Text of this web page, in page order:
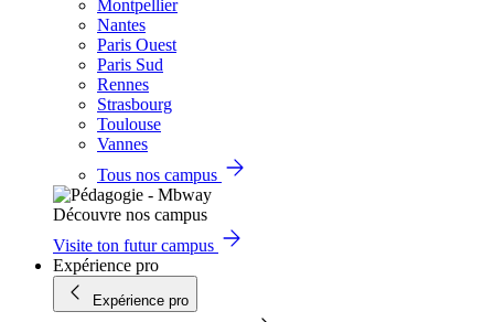
Montpellier
Nantes
Paris Ouest
Paris Sud
Rennes
Strasbourg
Toulouse
Vannes
Tous nos campus
Découvre nos campus
Visite ton futur campus
Expérience pro
Expérience pro